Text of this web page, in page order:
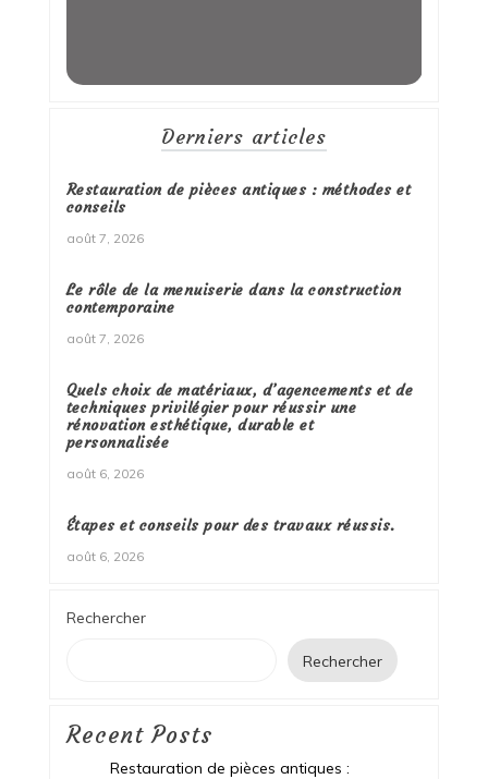
Derniers articles
Restauration de pièces antiques : méthodes et
conseils
août 7, 2026
Le rôle de la menuiserie dans la construction
contemporaine
août 7, 2026
Quels choix de matériaux, d’agencements et de
techniques privilégier pour réussir une
rénovation esthétique, durable et
personnalisée
août 6, 2026
Étapes et conseils pour des travaux réussis.
août 6, 2026
Rechercher
Rechercher
Recent Posts
Restauration de pièces antiques :